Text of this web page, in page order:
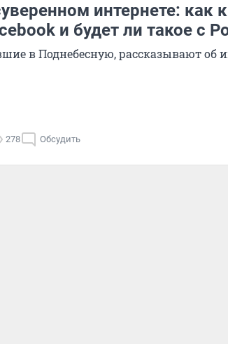
интернете: как
и будет ли такое с
в Поднебесную, рассказывают об
278 Обсудить